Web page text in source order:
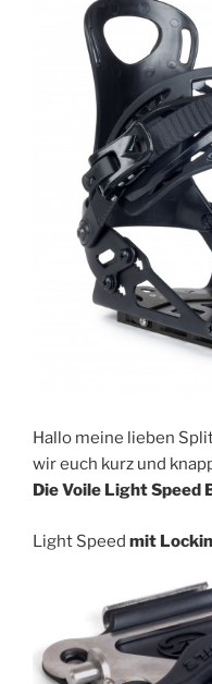
Hallo meine lieben
wir euch kurz und
Die Voile Light Speed
Light Speed mit